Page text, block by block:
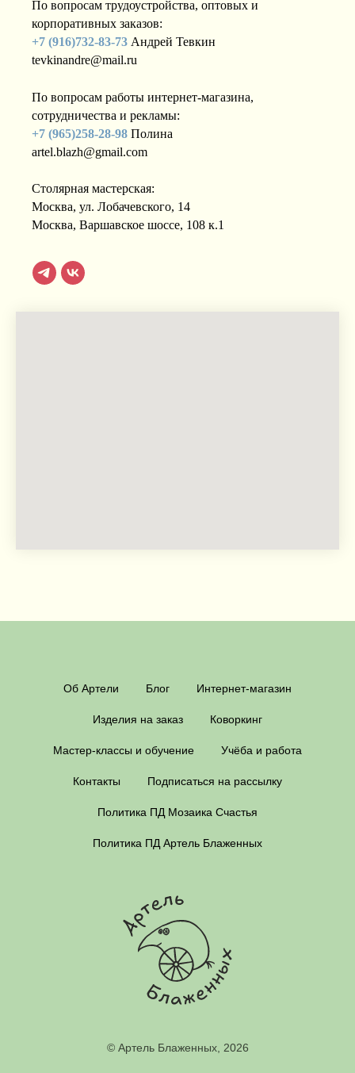
По вопросам трудоустройства, оптовых и
корпоративных заказов:
+7 (916)732-83-73 Андрей Тевкин
tevkinandre@mail.ru
По вопросам работы интернет-магазина,
сотрудничества и рекламы:
+7 (965)258-28-98 Полина
artel.blazh@gmail.com
Столярная мастерская:
Москва, ул. Лобачевского, 14
Москва, Варшавское шоссе, 108 к.1
Об Артели Блог Интернет-магазин
Изделия на заказ Коворкинг
Мастер-классы и обучение Учёба и работа
Контакты Подписаться на рассылку
Политика ПД Мозаика Счастья
Политика ПД Артель Блаженных
© Артель Блаженных, 2026